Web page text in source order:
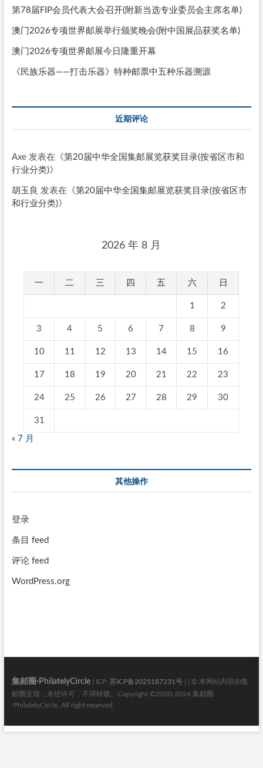
第78届FIP会员代表大会召开(附新当选专业委员会主席名单)
澳门2026专项世界邮展举行颁奖晚会(附中国展品获奖名单)
澳门2026专项世界邮展今日隆重开幕
《民族乐器——打击乐器》特种邮票中五种乐器溯源
近期评论
Axe发表在《第20届中华全国集邮展览获奖目录(按省区市和
行业分类)》
胡玉良 发表在《第20届中华全国集邮展览获奖目录(按省区市
和行业分类)》
2026 年 8 月
一 二 三 四 五 六 日
1 2
3 4 5 6 7 8 9
10 11 12 13 14 15 16
17 18 19 20 21 22 23
24 25 26 27 28 29 30
31
« 7 月
其他操作
登录
条目 feed
评论 feed
WordPress.org
集邮圈·PhilatelyCircle| ICP: 苏ICP备2025187231号| | © 本网站内容由集
邮圈呈现，未经许可，不得转载。Copyright ©2020-2024 集邮圈
·PhilatelyCircle. All right reserved